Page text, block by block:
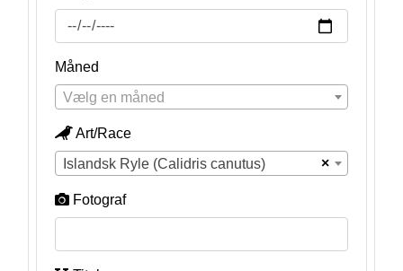
Måned
Vælg en måned
Art/Race
×
Islandsk Ryle (Calidris canutus)
Fotograf